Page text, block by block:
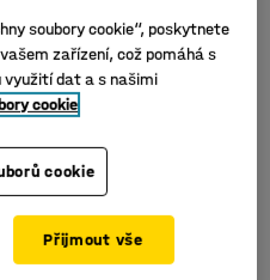
soubory cookie“, poskytnete
zařízení, což pomáhá s
využití dat a s našimi
cookie
cookie
Přijmout vše